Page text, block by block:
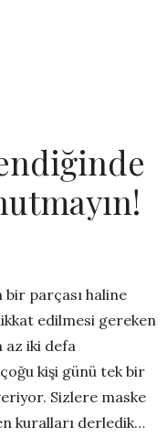
bir parçası haline
edilmesi gereken
az iki defa
kişi günü tek bir
Sizlere maske
kuralları derledik…